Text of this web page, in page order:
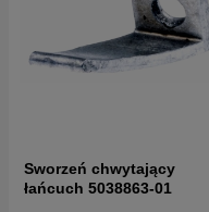
Sworzeń chwytający
łańcuch 5038863-01